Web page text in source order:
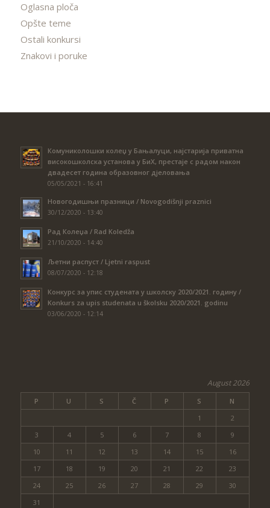
Oglasna ploča
Opšte teme
Ostali konkursi
Znakovi i poruke
Комуниколошки колеџ у Бањалуци, најстарија приватна
високошколска установа у БиХ, престаје с радом након
двадесет година образовног дјеловања
05/05/2021 - 16:41
Новогодишњи празници / Novogodišnji praznici
30/12/2020 - 13:40
Рад Колеџа / Rad Koledža
21/10/2020 - 14:40
Љетни распуст / Ljetni raspust
08/07/2020 - 12:18
Конкурс за упис студената у школску 2020/2021. годину /
Konkurs za upis studenata u školsku 2020/2021. godinu
03/06/2020 - 12:14
August 2026
P U S Č P S N
1
2
3
4 5 6 7 8
9
10
11 12 13 14 15
16
17
18 19 20 21 22
23
24
25 26 27 28 29
30
31